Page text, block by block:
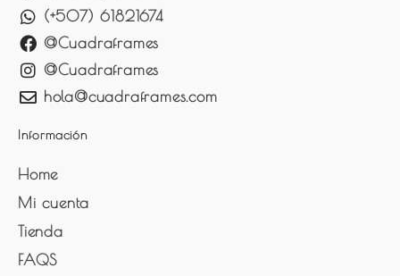
(+507) 61821674
@Cuadraframes
@Cuadraframes
hola@cuadraframes.com
Información
Home
Mi cuenta
Tienda
FAQS